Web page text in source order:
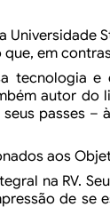
Universidade
que, em
tecnologia e
autor do
passes – à
aos
na RV.
de se